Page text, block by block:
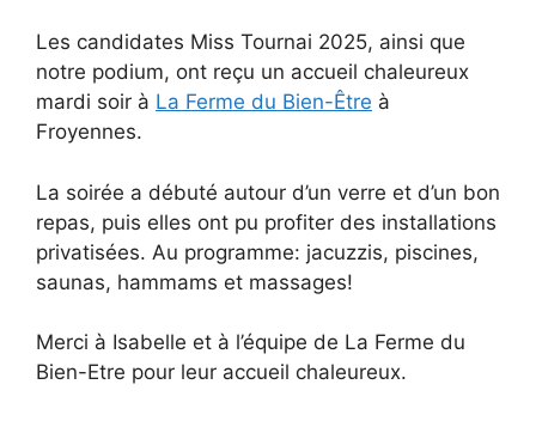
Les candidates Miss Tournai 2025, ainsi que
notre podium, ont reçu un accueil chaleureux
mardi soir à La Ferme du Bien-Être à
Froyennes.
La soirée a débuté autour d’un verre et d’un bon
repas, puis elles ont pu profiter des installations
privatisées. Au programme: jacuzzis, piscines,
saunas, hammams et massages!
Merci à Isabelle et à l’équipe de La Ferme du
Bien-Etre pour leur accueil chaleureux.